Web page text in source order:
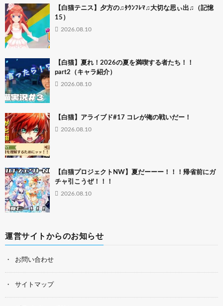
【白猫テニス】夕方の♫ﾀｳﾝﾌﾚﾏ♫大切な思ぃ出♫（記憶
15）
2026.08.10
【白猫】夏れ！2026の夏を満喫する者たち！！
part2（キャラ紹介）
2026.08.10
【白猫】アライブド#17 コレが俺の戦いだー！
2026.08.10
【白猫プロジェクトNW】夏だーーー！！！帰省前にガ
チャ引こうぜ！！！
2026.08.10
運営サイトからのお知らせ
お問い合わせ
サイトマップ